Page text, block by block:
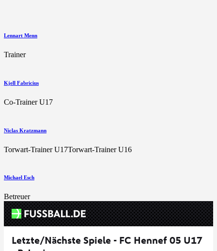
Lennart Menn
Trainer
Kjell Fabricius
Co-Trainer U17
Niclas Kratzmann
Torwart-Trainer U17Torwart-Trainer U16
Michael Esch
Betreuer